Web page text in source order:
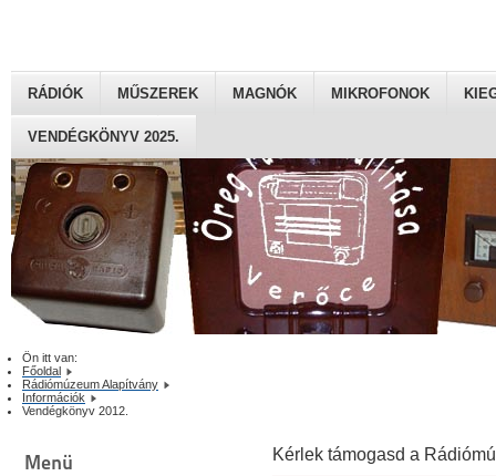
RÁDIÓK MŰSZEREK MAGNÓK MIKROFONOK
VENDÉGKÖNYV 2025.
Ön itt van:
Főoldal
Rádiómúzeum Alapítvány
Információk
Vendégkönyv 2012.
Menü Kérlek támogasd a